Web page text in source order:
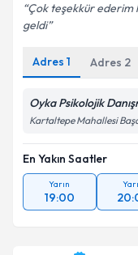
Çok teşekkür ederim
geldi
Adres 1 Adres 2
Oyka Psikolojik
Kartaltepe Mahallesi
En Yakın Saatler
Yarın
19:00